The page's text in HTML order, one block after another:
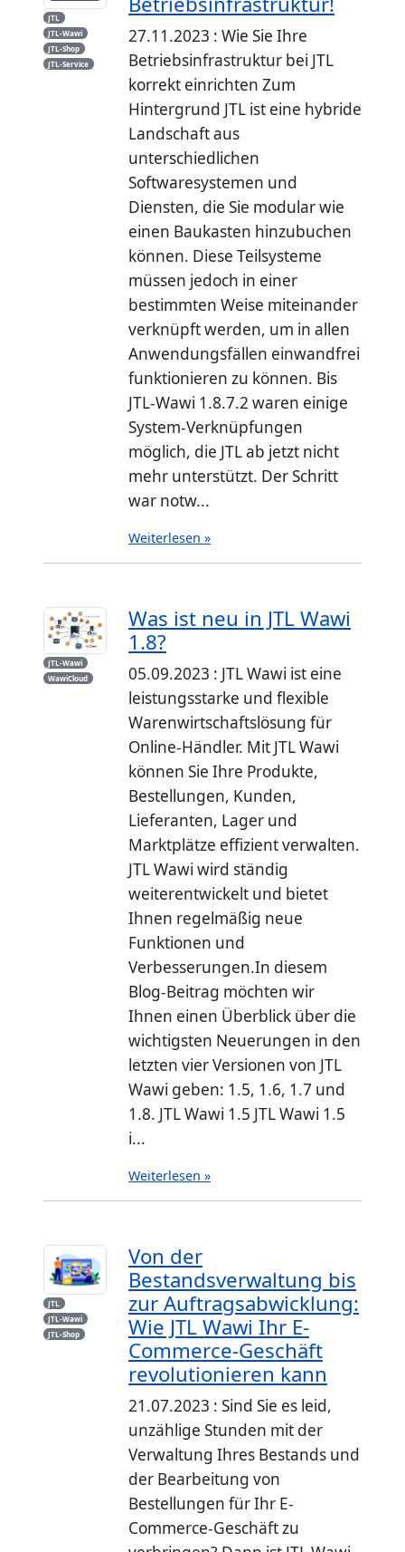
JTL
JTL-Wawi
JTL-Shop
JTL-Service
27.11.2023 : Wie Sie Ihre
Betriebsinfrastruktur bei JTL
korrekt einrichten Zum
Hintergrund JTL ist eine hybride
Landschaft aus
unterschiedlichen
Softwaresystemen und
Diensten, die Sie modular wie
einen Baukasten hinzubuchen
können. Diese Teilsysteme
müssen jedoch in einer
bestimmten Weise miteinander
verknüpft werden, um in allen
Anwendungsfällen einwandfrei
funktionieren zu können. Bis
JTL-Wawi 1.8.7.2 waren einige
System-Verknüpfungen
möglich, die JTL ab jetzt nicht
mehr unterstützt. Der Schritt
war notw...
Weiterlesen »
JTL-Wawi
WawiCloud
Was ist neu in JTL Wawi
1.8?
05.09.2023 : JTL Wawi ist eine
leistungsstarke und flexible
Warenwirtschaftslösung für
Online-Händler. Mit JTL Wawi
können Sie Ihre Produkte,
Bestellungen, Kunden,
Lieferanten, Lager und
Marktplätze effizient verwalten.
JTL Wawi wird ständig
weiterentwickelt und bietet
Ihnen regelmäßig neue
Funktionen und
Verbesserungen.In diesem
Blog-Beitrag möchten wir
Ihnen einen Überblick über die
wichtigsten Neuerungen in den
letzten vier Versionen von JTL
Wawi geben: 1.5, 1.6, 1.7 und
1.8. JTL Wawi 1.5 JTL Wawi 1.5
i...
Weiterlesen »
JTL
JTL-Wawi
JTL-Shop
Von der
Bestandsverwaltung bis
zur Auftragsabwicklung:
Wie JTL Wawi Ihr E-
Commerce-Geschäft
revolutionieren kann
21.07.2023 : Sind Sie es leid,
unzählige Stunden mit der
Verwaltung Ihres Bestands und
der Bearbeitung von
Bestellungen für Ihr E-
Commerce-Geschäft zu